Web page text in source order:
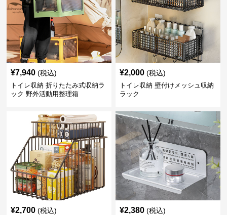
¥7,940 (税込)
トイレ収納 折りたたみ式収納ラ
ック 野外活動用整理箱
¥2,000 (税込)
トイレ収納 壁付けメッシュ収納
ラック
¥2,700 (税込) ¥2,380 (税込)